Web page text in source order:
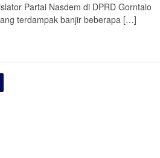
Partai Nasdem di DPRD Gorntalo
terdampak banjir beberapa […]